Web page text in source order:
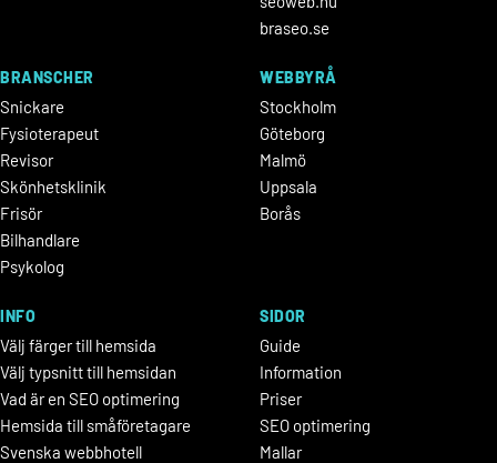
braseo.se
BRANSCHER
Snickare
Fysioterapeut
Revisor
Skönhetsklinik
Frisör
Bilhandlare
Psykolog
WEBBYRÅ
Stockholm
Göteborg
Malmö
Uppsala
Borås
INFO
Välj färger till hemsida
Välj typsnitt till hemsidan
Vad är en SEO optimering
Hemsida till småföretagare
Svenska webbhotell
SIDOR
Guide
Information
Priser
SEO optimering
Mallar